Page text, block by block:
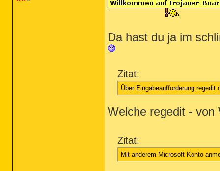
Da hast du ja im
Zitat:
Über Eingabeaufforderung
Welche regedit - von
Zitat:
Mit anderem Microsoft Konto